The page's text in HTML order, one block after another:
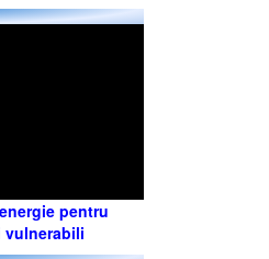
pentru
vulnerabili